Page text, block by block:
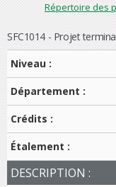
Répertoire des
SFC1014 - Projet
Niveau :
Département :
Crédits :
Étalement :
DESCRIPTION :